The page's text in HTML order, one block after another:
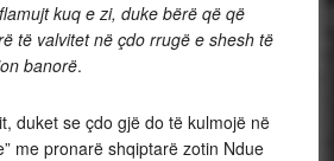
kuq e zi, duke bërë që që
të valvitet në çdo rrugë e shesh të
banorë.
duket se çdo gjë do të kulmojë në
me pronarë shqiptarë zotin Ndue